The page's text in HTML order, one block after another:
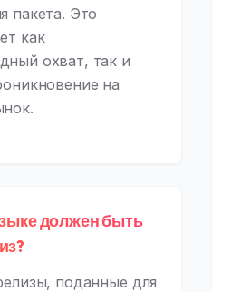
пакета. Это
как
охват, так и
на
должен быть
поданные для